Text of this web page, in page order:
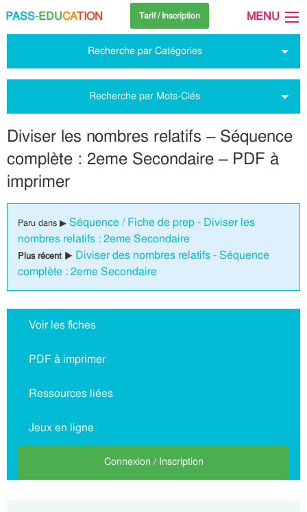
PASS-EDUCATION Tarif / Inscription MENU
Recherche par Catégories
Recherche par Mots-Clés
Diviser les nombres relatifs – Séquence
complète : 2eme Secondaire – PDF à
imprimer
Paru dans ▶ Séquence / Fiche de prep - Diviser les
nombres relatifs : 2eme Secondaire
Plus récent ▶ Diviser des nombres relatifs - Séquence
complète : 2eme Secondaire
Voir les fiches
PDF à imprimer
Ressources liées
Jeux en ligne
Connexion / Inscription